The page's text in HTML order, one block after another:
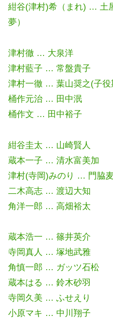
紺谷(津村)希（まれ) … 土
夢）
津村徹 … 大泉洋
津村藍子 … 常盤貴子
津村一徹 … 葉山奨之(子役
桶作元治 … 田中泯
桶作文 … 田中裕子
紺谷圭太 … 山崎賢人
蔵本一子 … 清水富美加
津村(寺岡)みのり … 門脇
二木高志 … 渡辺大知
角洋一郎 … 高畑裕太
蔵本浩一 … 篠井英介
寺岡真人 … 塚地武雅
角慎一郎 … ガッツ石松
蔵本はる … 鈴木砂羽
寺岡久美 … ふせえり
小原マキ … 中川翔子